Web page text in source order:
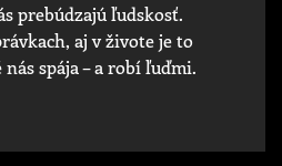
prebúdzajú ľudskosť.
aj v živote je to
spája – a robí ľuďmi.